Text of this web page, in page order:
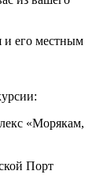
и его местным
«Морякам,
Порт